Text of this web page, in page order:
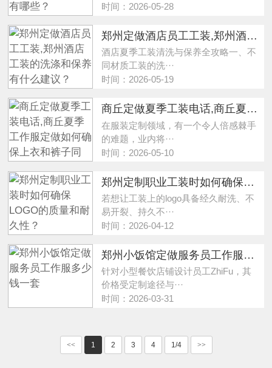
时间：2026-05-28
郑州定做酒店员工工装,郑州酒店工装的洗涤和保养有什么建议？
酒店夏季工装清洗与保养全攻略一、不
同材质工装的洗···
时间：2026-05-19
商丘定做夏季工装电话,商丘夏季工作服定做如何确保上衣和裤子同色？
在服装定制领域，有一个令人倍感棘手
的难题，业内将···
时间：2026-05-10
郑州定制职业工装时如何确保LOGO的质量和耐久性？
若想让工装上的logo具备经久耐洗、不
易开裂、持久不···
时间：2026-04-12
郑州小饭馆定做服务员工作服多少钱一套
针对小型餐饮店铺设计员工ZhiFu，其
价格受定制途径与···
时间：2026-03-31
<< 1 2 3 4 1/4 >>